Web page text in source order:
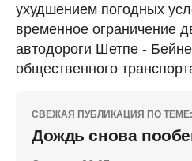
ухудшением погодных
временное ограничение
автодороги Шетпе -
общественного
СВЕЖАЯ ПУБЛИКАЦИЯ ПО ТЕМЕ:
Дождь снова